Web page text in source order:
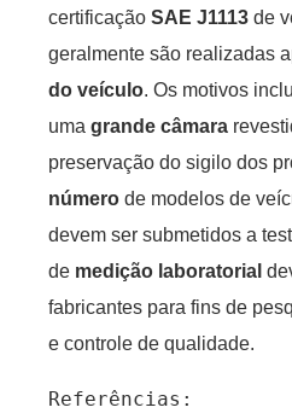
certificação SAE J1113 de
geralmente são realizadas
do veículo. Os motivos
uma grande câmara
preservação do sigilo dos
número de modelos de
devem ser submetidos a
de medição laboratorial
fabricantes para fins de
e controle de qualidade.